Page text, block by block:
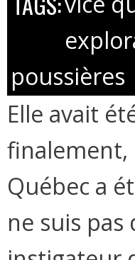
poussières
Elle avait
finalement,
Québec a
ne suis